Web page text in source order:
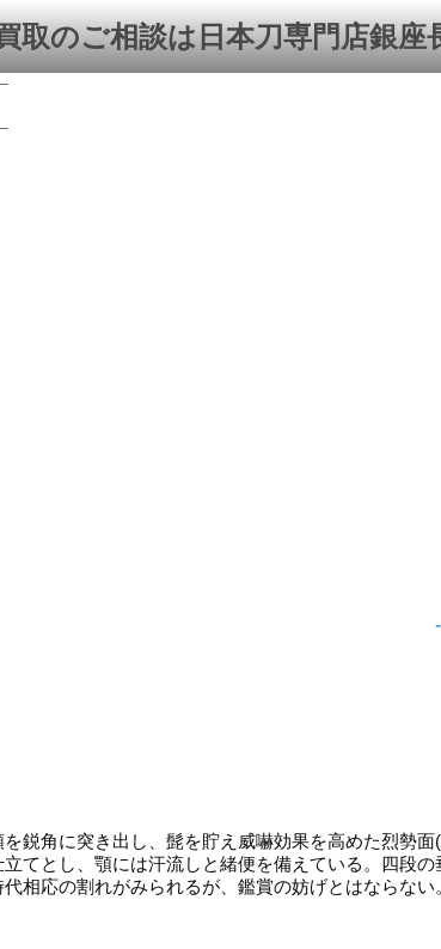
取のご相談は日本刀専門店銀座
-
鋭角に突き出し、髭を貯え威嚇効果を高めた烈勢面
てとし、顎には汗流しと緒便を備えている。四段の
相応の割れがみられるが、鑑賞の妨げとはならな